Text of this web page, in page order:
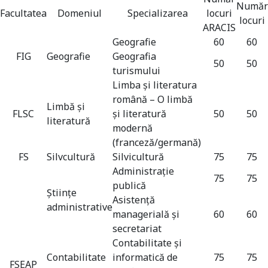
Facultatea Domeniul Specializarea
locuri
ARACIS
Număr
locuri
FIG Geografie
Geografie 60
60
Geografia
turismului
50 50
FLSC
Limbă și
literatură
Limba şi literatura
română – O limbă
şi literatură
modernă
(franceză/germană)
50 50
FS Silvcultură Silvicultură 75 75
FSEAP
Științe
administrative
Administraţie
publică
75
75
Asistenţă
managerială şi
secretariat
60 60
Contabilitate
Contabilitate şi
informatică de
75 75